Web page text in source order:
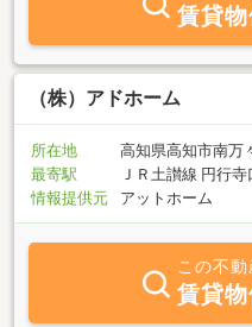
賃貸
（株）アドホーム
所在地
高知県高知市南万
最寄駅
ＪＲ土讃線 円行寺
情報提供元
アットホーム
この不
賃貸